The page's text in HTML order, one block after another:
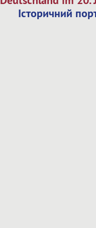
Історичний